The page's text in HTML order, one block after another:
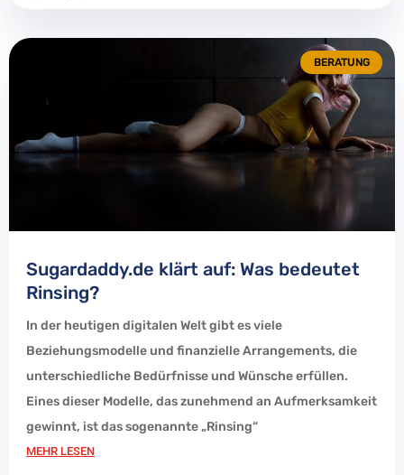
BERATUNG
Sugardaddy.de klärt auf: Was bedeutet
Rinsing?
In der heutigen digitalen Welt gibt es viele
Beziehungsmodelle und finanzielle Arrangements, die
unterschiedliche Bedürfnisse und Wünsche erfüllen.
Eines dieser Modelle, das zunehmend an Aufmerksamkeit
gewinnt, ist das sogenannte „Rinsing“
MEHR LESEN